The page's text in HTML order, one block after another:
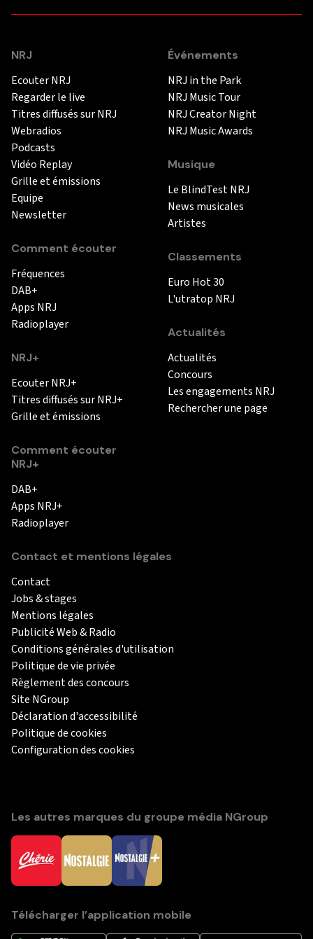
NRJ
Ecouter NRJ
Regarder le live
Titres diffusés sur NRJ
Webradios
Podcasts
Vidéo Replay
Grille et émissions
Equipe
Newsletter
Comment écouter
Fréquences
DAB+
Apps NRJ
Radioplayer
NRJ+
Ecouter NRJ+
Titres diffusés sur NRJ+
Grille et émissions
Comment écouter
NRJ+
DAB+
Apps NRJ+
Radioplayer
Événements
NRJ in the Park
NRJ Music Tour
NRJ Creator Night
NRJ Music Awards
Musique
Le BlindTest NRJ
News musicales
Artistes
Classements
Euro Hot 30
L'utratop NRJ
Actualités
Actualités
Concours
Les engagements NRJ
Rechercher une page
Contact et mentions légales
Contact
Jobs & stages
Mentions légales
Publicité Web & Radio
Conditions générales d'utilisation
Politique de vie privée
Règlement des concours
Site NGroup
Déclaration d'accessibilité
Politique de cookies
Configuration des cookies
Les autres marques du groupe média NGroup
Télécharger l’application mobile